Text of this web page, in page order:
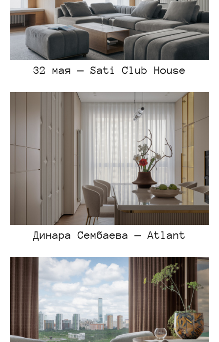
32 мая — Sati Club House
Динара Сембаева — Atlant